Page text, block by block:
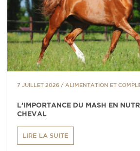
7 JUILLET 2026 / ALIMENTATION ET
L’IMPORTANCE DU MASH EN
CHEVAL
LIRE LA SUITE